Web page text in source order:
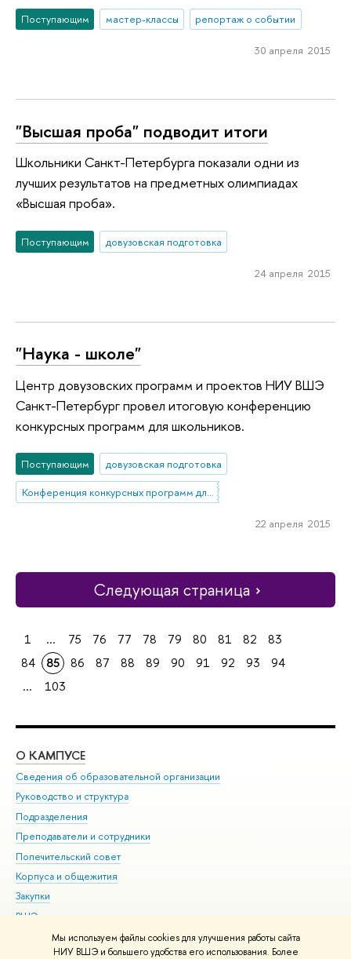
Мы используем файлы cookies для улучшения работы сайта
НИУ ВШЭ и большего удобства его использования. Более
Поступающим мастер-классы репортаж о событии
30 апреля 2015
"Высшая проба" подводит итоги
Школьники Санкт-Петербурга показали одни из
лучших результатов на предметных олимпиадах
«Высшая проба».
Поступающим довузовская подготовка
24 апреля 2015
"Наука - школе"
Центр довузовских программ и проектов НИУ ВШЭ
Санкт-Петербург провел итоговую конференцию
конкурсных программ для школьников.
Поступающим
довузовская подготовка
Конференция конкурсных программ для учащихся старших классов
22 апреля 2015
Следующая страница
1 ... 75 76 77 78 79 80 81 82
83
84
85 86 87 88 89 90 91 92 93
94
...
103
О КАМПУСЕ
Сведения об образовательной организации
Руководство и структура
Подразделения
Преподаватели и сотрудники
Попечительский совет
Корпуса и общежития
Закупки
ВШЭ для студентов с ограниченными возможностями
здоровья и инвалидностью
Версия для слабовидящих